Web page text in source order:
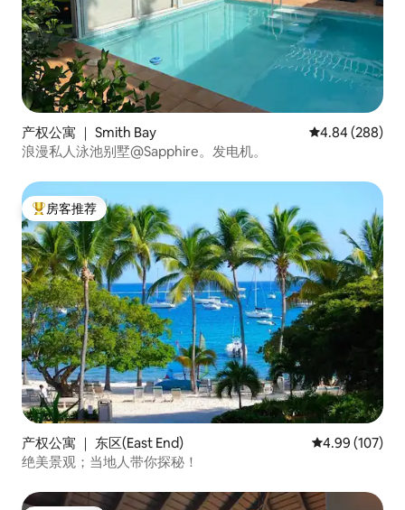
产权公寓 ｜ Smith Bay 平均评分 4.84
4.84 (288)
浪漫私人泳池别墅@Sapphire。发电机。
热门「房客推荐」
房客推荐
产权公寓 ｜ 东区(East End) 平均评分 4.99
4.99 (107)
绝美景观；当地人带你探秘！